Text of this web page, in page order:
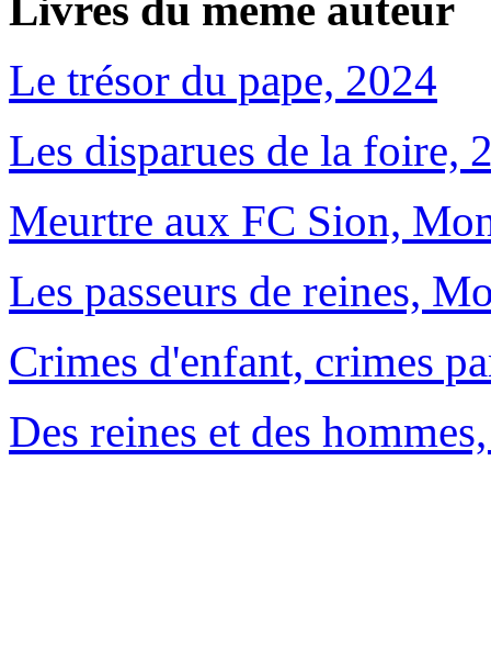
Le trésor du pape, 2024
Les disparues de la foire,
Meurtre aux FC Sion,
Les passeurs de reines,
Crimes d'enfant, crimes
Des reines et des